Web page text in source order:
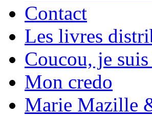
Contact
Les livres
Coucou, je
Mon credo
Marie Mazille